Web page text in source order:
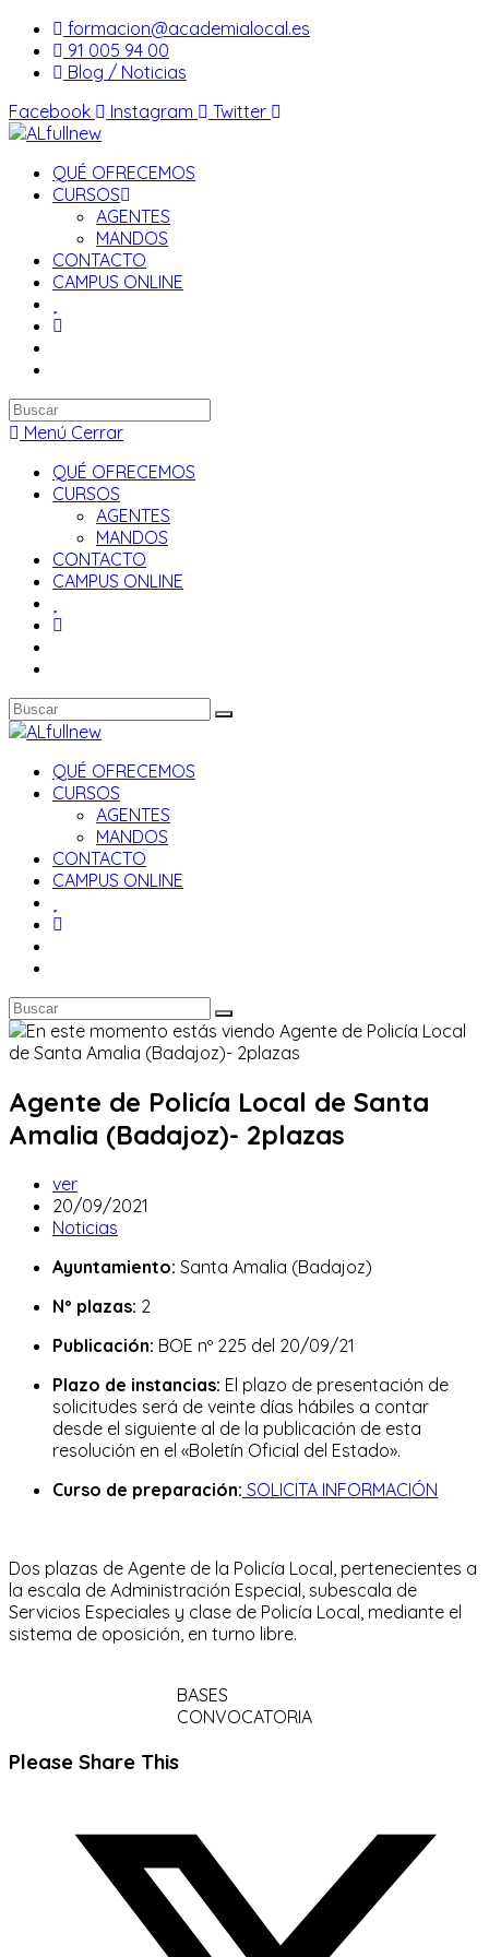
Saltar
contenido
formacion@academialocal.es
91 005 94 00
Blog / Noticias
Facebook
Instagram Twitter
QUÉ OFRECEMOS
CURSOS
AGENTES
MANDOS
CONTACTO
CAMPUS ONLINE
Buscar
en
web
Menú Cerrar
QUÉ OFRECEMOS
CURSOS
AGENTES
MANDOS
CONTACTO
CAMPUS ONLINE
QUÉ OFRECEMOS
CURSOS
AGENTES
MANDOS
CONTACTO
CAMPUS ONLINE
Agente de Policía Local de Santa
Amalia (Badajoz)- 2plazas
Autor
de
la
ver
Publicación
de
entrada:
20/09/2021
Categoría
la
Noticias
Ayuntamiento: Santa Amalia (Badajoz)
Nº plazas: 2
Publicación: BOE nº 225 del 20/09/21
Plazo de instancias: El plazo de presentación de
solicitudes será de veinte días hábiles a contar
desde el siguiente al de la publicación de esta
resolución en el «Boletín Oficial del Estado».
Curso de preparación: SOLICITA INFORMACIÓN
Dos plazas de Agente de la Policía Local, pertenecientes a
la escala de Administración Especial, subescala de
Servicios Especiales y clase de Policía Local, mediante el
sistema de oposición, en turno libre.
BASES
CONVOCATORIA
Please Share ThisCompartir